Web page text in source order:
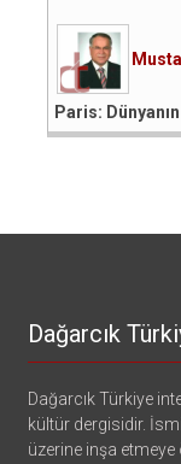
Paris:
Dağarcık
Dağarcık Türkiye
kültür dergisidir.
üzerine inşa etmeye